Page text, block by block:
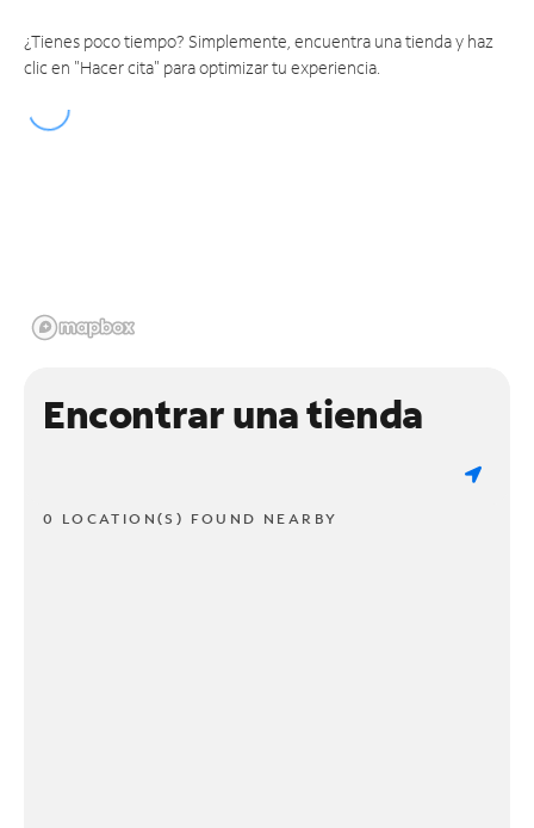
¿Tienes poco tiempo? Simplemente, encuentra una tienda y haz
clic en "Hacer cita" para optimizar tu experiencia.
Encontrar una tienda
0 LOCATION(S) FOUND NEARBY